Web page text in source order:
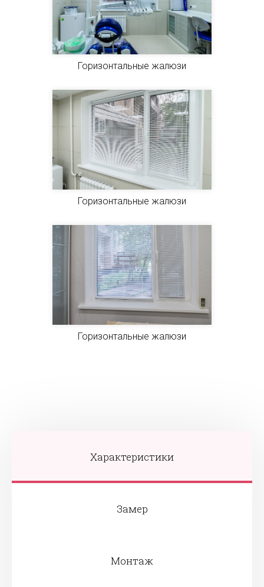
Горизонтальные жалюзи
Горизонтальные жалюзи
Горизонтальные жалюзи
Характеристики
Замер
Монтаж